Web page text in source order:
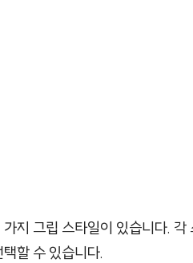
지 그립 스타일이 있습니다.
할 수 있습니다.